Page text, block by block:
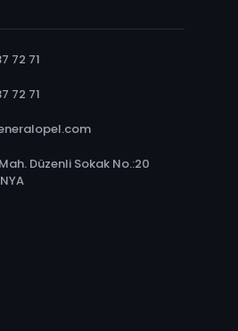
72 71
72 71
Düzenli Sokak No.:20